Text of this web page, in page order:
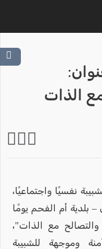
الذات
نفسيًا واجتماعيًا،
بلدية أم الفحم يومًا
والتصالح مع الذات"،
وموجهة للشبيبة